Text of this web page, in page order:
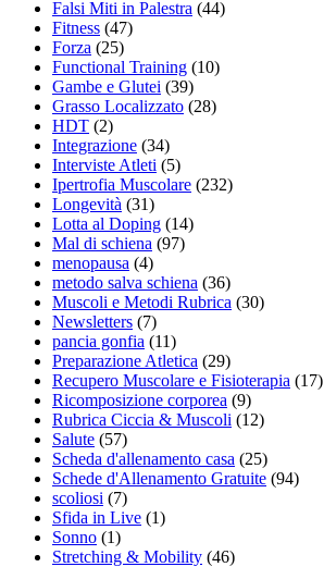
Falsi Miti in Palestra (44)
Fitness (47)
Forza (25)
Functional Training (10)
Gambe e Glutei (39)
Grasso Localizzato (28)
HDT (2)
Integrazione (34)
Interviste Atleti (5)
Ipertrofia Muscolare (232)
Longevità (31)
Lotta al Doping (14)
Mal di schiena (97)
menopausa (4)
metodo salva schiena (36)
Muscoli e Metodi Rubrica (30)
Newsletters (7)
pancia gonfia (11)
Preparazione Atletica (29)
Recupero Muscolare e Fisioterapia (17)
Ricomposizione corporea (9)
Rubrica Ciccia & Muscoli (12)
Salute (57)
Scheda d'allenamento casa (25)
Schede d'Allenamento Gratuite (94)
scoliosi (7)
Sfida in Live (1)
Sonno (1)
Stretching & Mobility (46)